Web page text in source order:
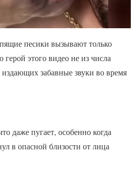
песики вызывают только
этого видео не из числа
забавные звуки во время
даже пугает, особенно когда
в опасной близости от лица